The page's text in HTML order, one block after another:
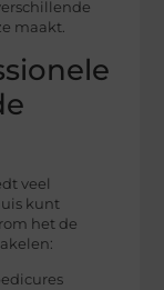
maakt.
veel
kunt
het de